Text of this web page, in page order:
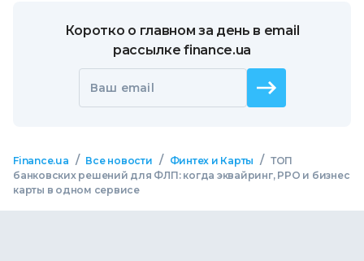
Коротко о главном за день в email
рассылке finance.ua
Ваш email
Finance.ua / Все новости / Финтех и Карты / ТОП
банковских решений для ФЛП: когда эквайринг, РРО и бизнес
карты в одном сервисе